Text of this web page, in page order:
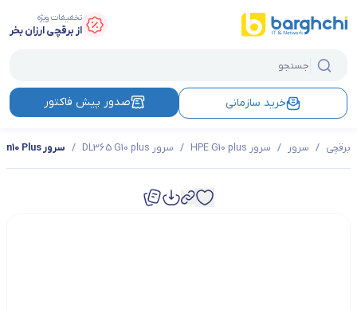
تخفیفات ویژه
از برقچی ارزان بخر
خرید سازمانی صدور پیش فاکتور
برقچی / سرور / سرور HPE G10 plus / سرور DL365 G10 plus / سرور HPE ProLiant DL365 Gen10 Plus مدل P39368-B21